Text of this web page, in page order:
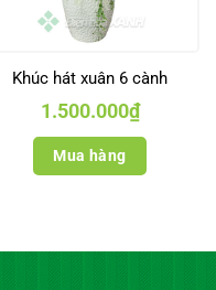
Khúc hát xuân 6 cành
1.500.000₫
Mua hàng